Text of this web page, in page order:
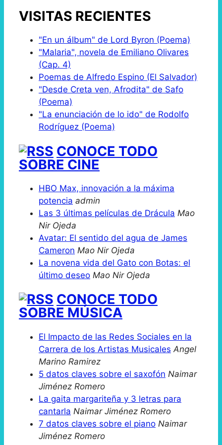
VISITAS RECIENTES
"En un álbum" de Lord Byron (Poema)
"Malaria", novela de Emiliano Olivares
(Cap. 4)
Poemas de Alfredo Espino (El Salvador)
"Desde Creta ven, Afrodita" de Safo
(Poema)
"La enunciación de lo ido" de Rodolfo
Rodríguez (Poema)
CONOCE TODO
SOBRE CINE
HBO Max, innovación a la máxima
potencia admin
Las 3 últimas películas de Drácula Mao
Nir Ojeda
Avatar: El sentido del agua de James
Cameron Mao Nir Ojeda
La novena vida del Gato con Botas: el
último deseo Mao Nir Ojeda
CONOCE TODO
SOBRE MÚSICA
El Impacto de las Redes Sociales en la
Carrera de los Artistas Musicales Angel
Marino Ramirez
5 datos claves sobre el saxofón Naimar
Jiménez Romero
La gaita margariteña y 3 letras para
cantarla Naimar Jiménez Romero
7 datos claves sobre el piano Naimar
Jiménez Romero